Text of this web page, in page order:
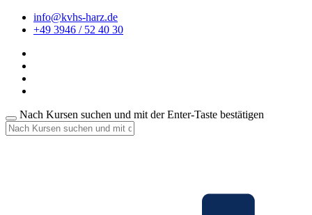
info@kvhs-harz.de
+49 3946 / 52 40 30
Nach Kursen suchen und mit der Enter-Taste bestätigen